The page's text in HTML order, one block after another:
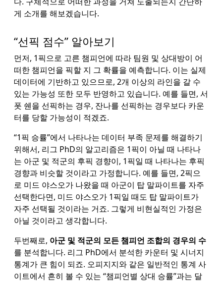
게 소개를 해보겠습니다.
“선픽 점수” 알아보기
먼저, 1픽으로 고른 챔피언에 따라 팀원 및 상대방이 어
떠한 챔피언을 픽할 지 그 확률을 예측합니다. 이는 실제
데이터에 기반하고 있으므로, 2개 이상의 라인을 갈 수
있는 가능성 또한 모두 반영하고 있습니다. 예를 들면, 서
폿 쉔을 선픽하는 경우, 잔나를 선픽하는 경우보다 카운
터를 당할 가능성이 적겠죠.
“1픽 승률”에서 나타나는 데이터 부족 문제를 해결하기
위해서, 리그 PhD의 알고리즘은 1픽이 아닐 때 나타나
는 아군 및 적군의 후픽 경향이, 1픽일 때 나타나는 후픽
경향과 비슷할 것이라고 가정합니다. 예를 들면, 2픽으
로 미드 야스오가 나왔을 때 아군이 탑 말파이트를 자주
선택한다면, 미드 야스오가 1픽일 때도 탑 말파이트가
자주 선택될 것이라는 거죠. 그렇게 비현실적인 가정은
아닐 것이라고 생각합니다.
두번째로, 아군 및 적군의 모든 챔피언 조합의 경우의 수
를 분석합니다. 리그 PhD에서 분석한 카운터 및 시너지
통계가 큰 힘이 되죠. 오피지지와 같은 일반적인 통계 사
이트에서 흔히 볼 수 있는 “챔피언별 상대 승률”과는 달